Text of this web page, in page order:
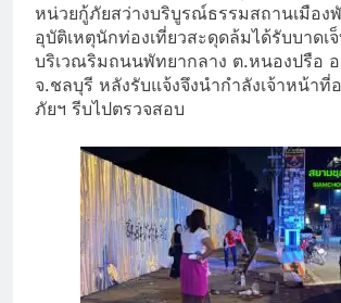
หน่วยกู้ภัยสว่างบริบูรณ์ธรรมสถานเมือง
อุบัติเหตุนักท่องเที่ยวสะดุดล้มได้รับบาดเจ็
บริเวณริมถนนพัทยากลาง ต.หนองปรือ อ
จ.ชลบุรี หลังรับแจ้งจึงนำกำลังเจ้าหน้าที่
ภัยฯ รีบไปตรวจสอบ